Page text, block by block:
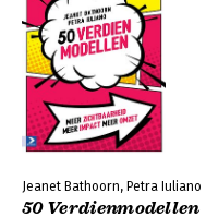
Jeanet Bathoorn, Petra Iuliano
50 Verdienmodellen